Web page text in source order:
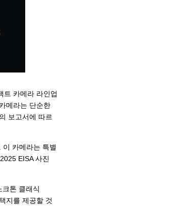
트 카메라 라인업
메라는 단순한
보고서에 따르
카메라는 특별
EISA 사진
톤 클래식
지를 제공할 것